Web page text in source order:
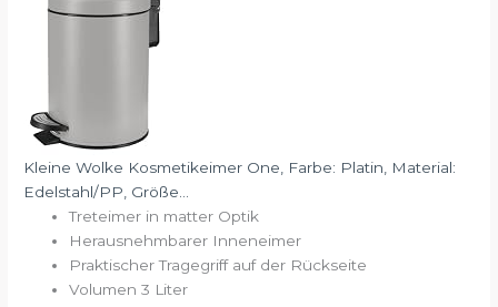
Kleine Wolke Kosmetikeimer One, Farbe: Platin, Material:
Edelstahl/PP, Größe...
Treteimer in matter Optik
Herausnehmbarer Inneneimer
Praktischer Tragegriff auf der Rückseite
Volumen 3 Liter